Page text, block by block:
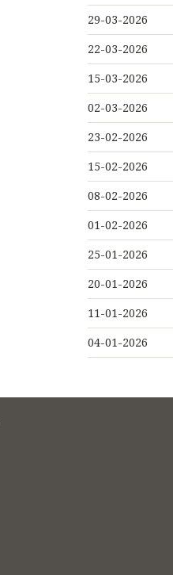
29-03-2026
22-03-2026
15-03-2026
02-03-2026
23-02-2026
15-02-2026
08-02-2026
01-02-2026
25-01-2026
20-01-2026
11-01-2026
04-01-2026